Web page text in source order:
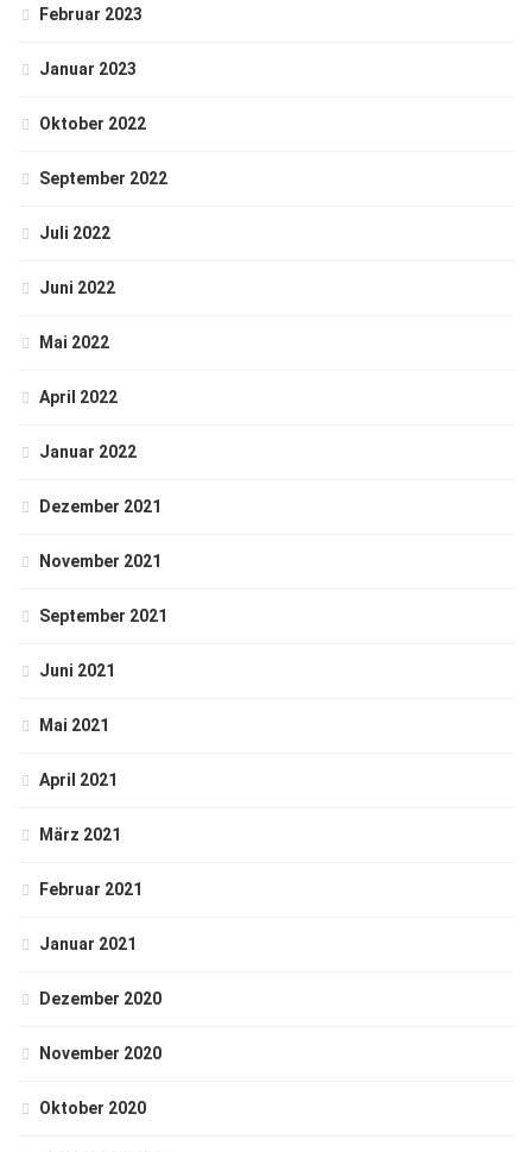
Februar 2023
Januar 2023
Oktober 2022
September 2022
Juli 2022
Juni 2022
Mai 2022
April 2022
Januar 2022
Dezember 2021
November 2021
September 2021
Juni 2021
Mai 2021
April 2021
März 2021
Februar 2021
Januar 2021
Dezember 2020
November 2020
Oktober 2020